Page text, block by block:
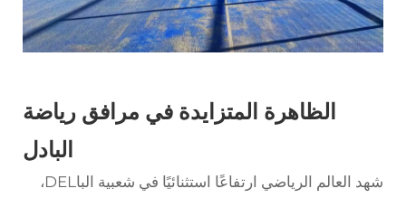
الظاهرة المتزايدة في مرافق رياضة
البادل
شهد العالم الرياضي ارتفاعًا استثنائيًا في شعبية الباDEL،